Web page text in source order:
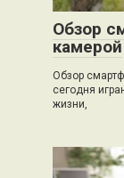
Обзор
камерой
Обзор
сегодня
жизни,